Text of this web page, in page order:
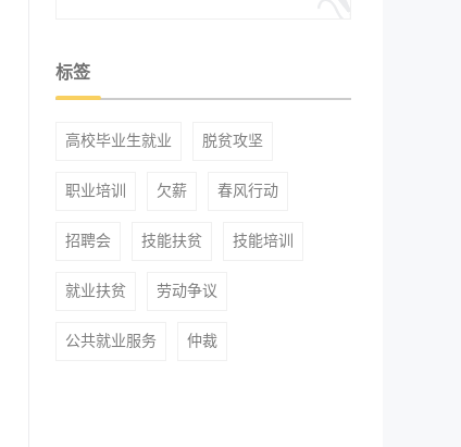
标签
高校毕业生就业 脱贫攻坚
职业培训 欠薪 春风行动
招聘会 技能扶贫 技能培训
就业扶贫 劳动争议
公共就业服务 仲裁